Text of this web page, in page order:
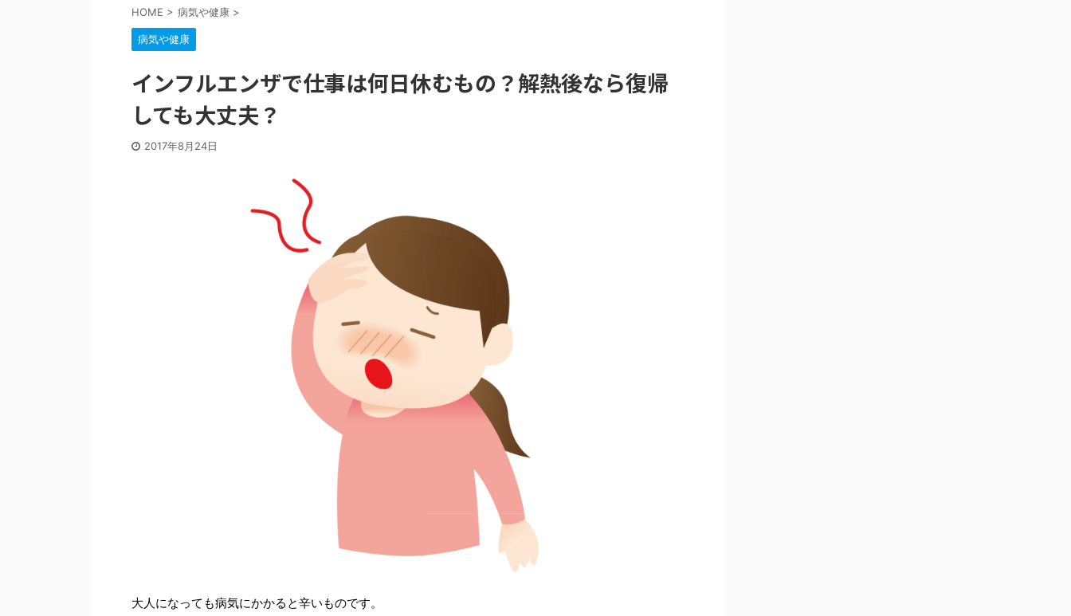
HOME > 病気や健康 >
病気や健康
インフルエンザで仕事は何日休むもの？解熱後なら復帰
しても大丈夫？
2017年8月24日
大人になっても病気にかかると辛いものです。